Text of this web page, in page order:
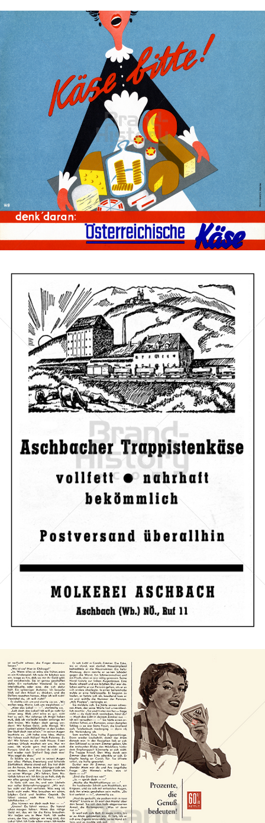
AGRARMARKT AUSTRIA
Agrarmarkt Austria Marketing GesmbH
1955
Bild-ID: 19882
MOLKEREI ASCHBACH
Berglandmilch reg. Gen.m.b.H.
1955
Bild-ID: 67076